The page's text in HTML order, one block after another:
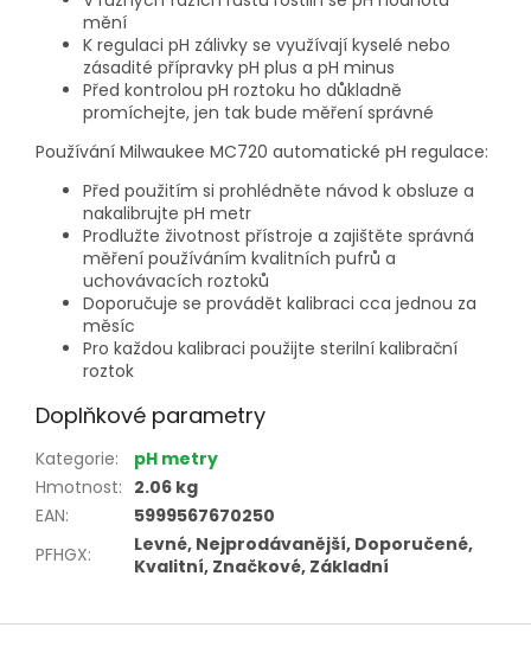
mění
K regulaci pH zálivky se využívají kyselé nebo
zásadité přípravky pH plus a pH minus
Před kontrolou pH roztoku ho důkladně
promíchejte, jen tak bude měření správné
Používání Milwaukee MC720 automatické pH regulace:
Před použitím si prohlédněte návod k obsluze a
nakalibrujte pH metr
Prodlužte životnost přístroje a zajištěte správná
měření používáním kvalitních pufrů a
uchovávacích roztoků
Doporučuje se provádět kalibraci cca jednou za
měsíc
Pro každou kalibraci použijte sterilní kalibrační
roztok
Doplňkové parametry
Kategorie:
pH metry
Hmotnost: 2.06 kg
EAN:
5999567670250
PFHGX:
Levné, Nejprodávanější, Doporučené,
Kvalitní, Značkové, Základní
Z